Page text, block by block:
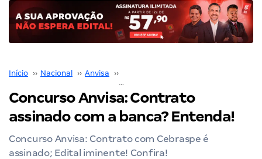
Início ›› Nacional ›› Anvisa ››
Concurso Anvisa: Contrato
assinado com a banca? Entenda!
Concurso Anvisa: Contrato com Cebraspe é
assinado; Edital iminente! Confira!